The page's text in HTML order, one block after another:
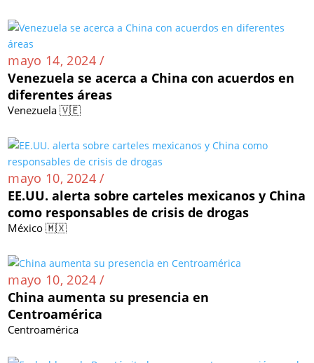
mayo 14, 2024 /
Venezuela se acerca a China con acuerdos en
diferentes áreas
Venezuela 🇻🇪
mayo 10, 2024 /
EE.UU. alerta sobre carteles mexicanos y China
como responsables de crisis de drogas
México 🇲🇽
mayo 10, 2024 /
China aumenta su presencia en
Centroamérica
Centroamérica